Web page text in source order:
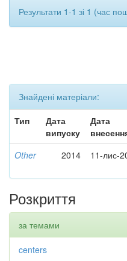
Результати 1-1 зі 1 (час
Знайдені матеріали:
Тип
Дата
випуску
Дата
Other 2014 11-лис-
Розкриття
за темами
centers